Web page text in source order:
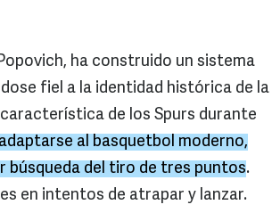
ha construido un sistema
fiel a la identidad histórica de la
de los Spurs durante
al basquetbol moderno,
búsqueda del tiro de tres puntos.
en intentos de atrapar y lanzar.